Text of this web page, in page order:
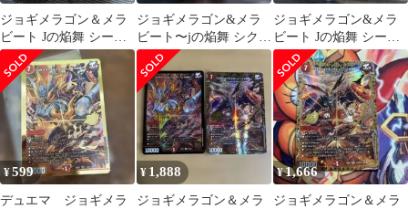
ジョギメラゴン＆メラ
ビート Jの焔舞 シーク
レット
ジョギメラゴン&メラ
ビート〜jの焔舞 シク
シークレット 3枚セッ
ト
ジョギメラゴン&メラ
ビート Jの焔舞 シーク
レット
¥599
デュエマ ジョギメラ
¥ 1,888
ジョギメラゴン＆メラ
¥1,666
ジョギメラゴン＆メラ